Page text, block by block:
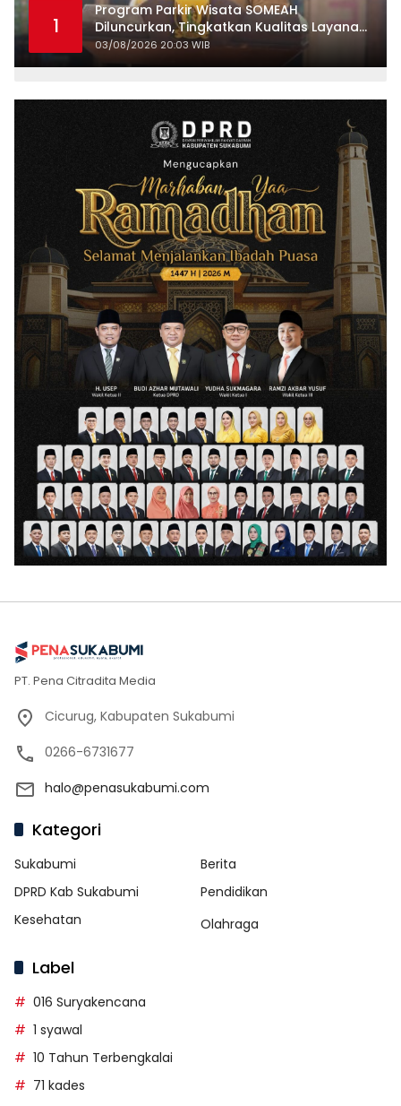
1
Program Parkir Wisata SOMEAH
Diluncurkan, Tingkatkan Kualitas Layanan
Kepariwisataan
03/08/2026 20:03 WIB
PT. Pena Citradita Media
Cicurug, Kabupaten Sukabumi
0266-6731677
halo@penasukabumi.com
Kategori
Sukabumi
Berita
DPRD Kab Sukabumi
Pendidikan
Kesehatan
Olahraga
Label
016 Suryakencana
1 syawal
10 Tahun Terbengkalai
71 kades